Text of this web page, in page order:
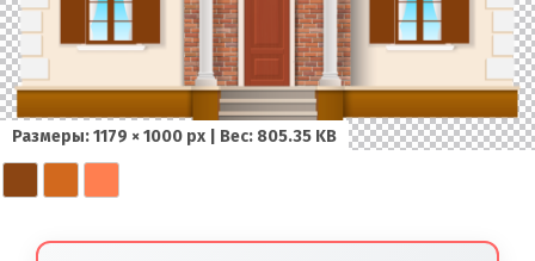
Размеры: 1179 × 1000 px | Вес: 805.35 KB